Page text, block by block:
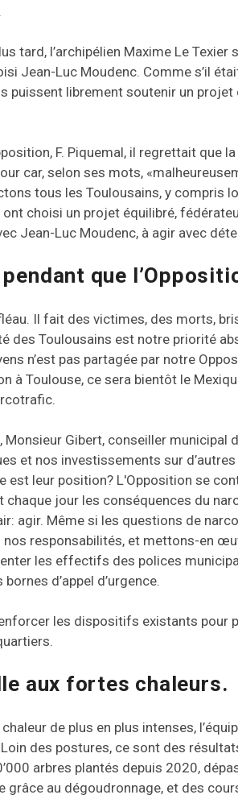
tard, l’archipélien Maxime Le
Jean-Luc Moudenc. Comme s’il
puissent librement soutenir un
F. Piquemal, il regrettait que
car, selon ses mots,
tous les Toulousains, y compris
choisi un projet équilibré,
Jean-Luc Moudenc, à agir avec
que
Il fait des victimes, des morts,
des Toulousains est notre priorité
n’est pas partagée par notre
à Toulouse, ce sera bientôt le
Gibert, conseiller municipal
et nos investissements sur
est leur position? L'Opposition se
chaque jour les conséquences du
agir. Même si les questions de
nos responsabilités, et mettons-en
les effectifs des polices
d’appel d’urgence.
les dispositifs existants pour
aux fortes chaleurs.
de plus en plus intenses,
des postures, ce sont des
arbres plantés depuis 2020,
grâce au dégoudronnage, et des